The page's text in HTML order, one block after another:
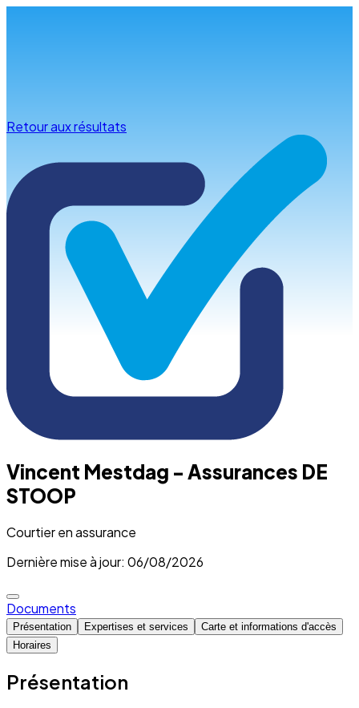
Retour aux résultats
Vincent Mestdag - Assurances DE
STOOP
Courtier en assurance
Dernière mise à jour: 06/08/2026
Documents
Présentation Expertises et services
Carte et informations d'accès
Horaires
Présentation